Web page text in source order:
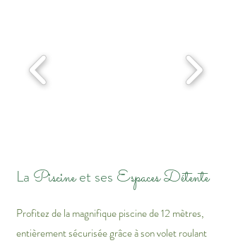
La Piscineet ses Espaces Détente
Profitez de la magnifique piscine de 12 mètres,
entièrement sécurisée grâce à son volet roulant